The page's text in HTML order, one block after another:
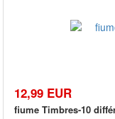
12,99 EUR
fiume Timbres-10